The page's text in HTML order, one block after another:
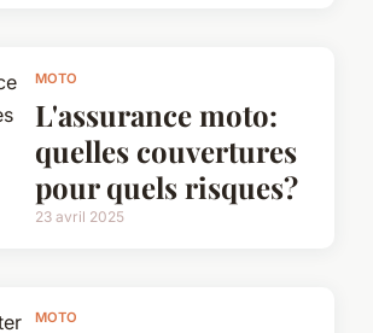
MOTO
L'assurance moto:
quelles couvertures
pour quels risques?
23 avril 2025
MOTO